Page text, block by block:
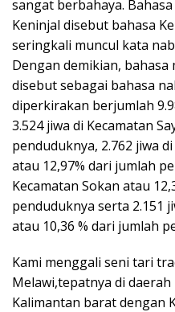
sangat berbahaya.
Keninjal disebut bahasa
seringkali muncul kata
Dengan demikian,
disebut sebagai bahasa
diperkirakan berjumlah
3.524 jiwa di Kecamatan
penduduknya, 2.762 jiwa
atau 12,97% dari jumlah
Kecamatan Sokan atau
penduduknya serta 2.151
atau 10,36 % dari jumlah
Kami menggali seni tari
Melawi,tepatnya di
Kalimantan barat dengan